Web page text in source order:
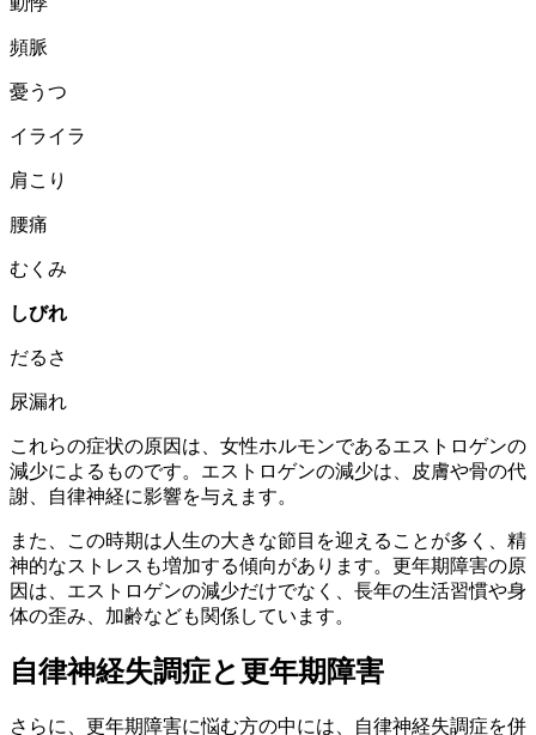
頻脈
憂うつ
イライラ
肩こり
腰痛
むくみ
しびれ
だるさ
尿漏れ
これらの症状の原因は、女性ホルモンであるエストロゲンの
減少によるものです。エストロゲンの減少は、皮膚や骨の代
謝、自律神経に影響を与えます。
また、この時期は人生の大きな節目を迎えることが多く、精
神的なストレスも増加する傾向があります。更年期障害の原
因は、エストロゲンの減少だけでなく、長年の生活習慣や身
体の歪み、加齢なども関係しています。
自律神経失調症と更年期障害
さらに、更年期障害に悩む方の中には、自律神経失調症を併